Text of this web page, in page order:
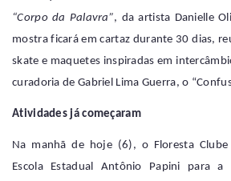
“Corpo da Palavra”, da artista Danielle
mostra ficará em cartaz durante 30 dias,
skate e maquetes inspiradas em
curadoria de Gabriel Lima Guerra, o
Atividades já começaram
Na manhã de hoje(6), oFloresta Clube
Escola Estadual Antônio Papini para a